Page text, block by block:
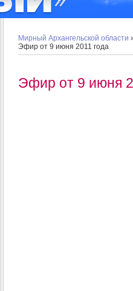
Мирный Архангельской области
Эфир от 9 июня 2011 года
Эфир от 9 июня